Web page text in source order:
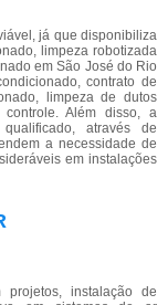
já que disponibiliza
limpeza robotizada
em São José do Rio
contrato de
limpeza de dutos
Além disso, a
através de
a necessidade de
em instalações
projetos, instalação de